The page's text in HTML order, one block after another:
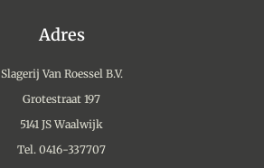
Adres
Slagerij Van Roessel B.V.
Grotestraat 197
5141 JS Waalwijk
Tel. 0416-337707